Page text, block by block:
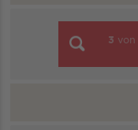
3 von